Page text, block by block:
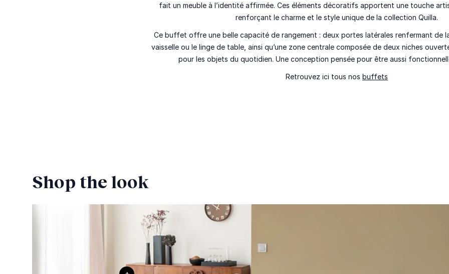
fait un meuble à l’identité affirmée. Ces éléments décoratifs apportent une touche
renforçant le charme et le style unique de la collection Quilla.
Ce buffet offre une belle capacité de rangement : deux portes latérales renfermant de
vaisselle ou le linge de table, ainsi qu’une zone centrale composée de deux niches
pour les objets du quotidien. Une conception pensée pour être aussi
Retrouvez ici tous nos buffets
Shop the look